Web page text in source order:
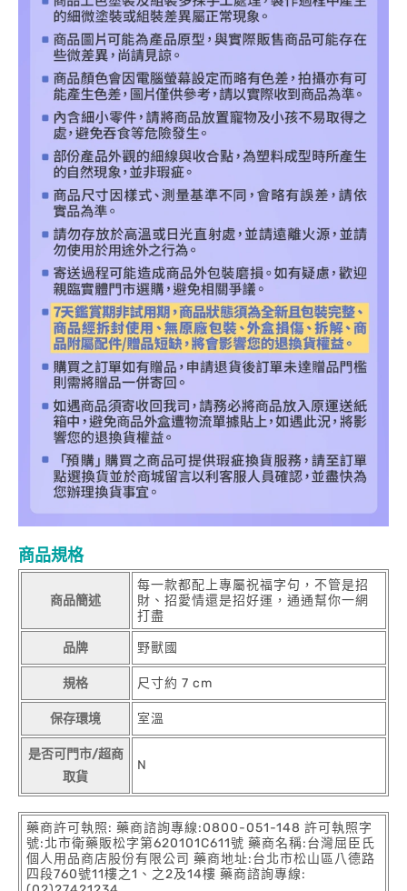
商品規格
商品簡述
每一款都配上專屬祝福字句，不管是招
財、招愛情還是招好運，通通幫你一網
打盡
品牌 野獸國
規格 尺寸約 7 cm
保存環境 室溫
是否可門市/超商
取貨
N
藥商許可執照: 藥商諮詢專線:0800-051-148 許可執照字
號:北市衛藥販松字第620101C611號 藥商名稱:台灣屈臣氏
個人用品商店股份有限公司 藥商地址:台北市松山區八德路
四段760號11樓之1、之2及14樓 藥商諮詢專線: